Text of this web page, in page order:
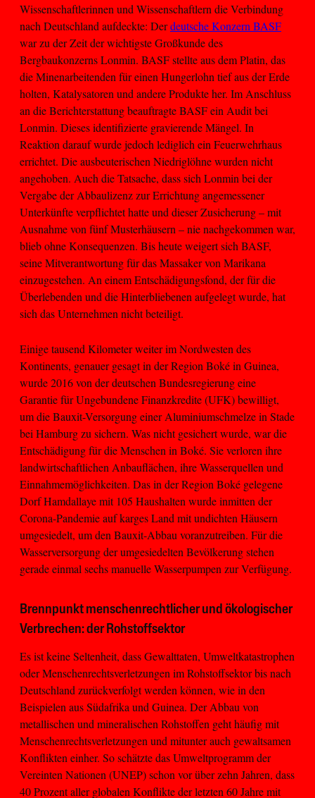
Wissenschaftlerinnen und Wissenschaftlern die Verbindung
nach Deutschland aufdeckte: Derdeutsche Konzern BASF
war zu der Zeit der wichtigste Großkunde des
Bergbaukonzerns Lonmin. BASF stellte aus dem Platin, das
die Minenarbeitenden für einen Hungerlohn tief aus der Erde
holten, Katalysatoren und andere Produkte her. Im Anschluss
an die Berichterstattung beauftragte BASF ein Audit bei
Lonmin. Dieses identifizierte gravierende Mängel. In
Reaktion darauf wurde jedoch lediglich ein Feuerwehrhaus
errichtet. Die ausbeuterischen Niedriglöhne wurden nicht
angehoben. Auch die Tatsache, dass sich Lonmin bei der
Vergabe der Abbaulizenz zur Errichtung angemessener
Unterkünfte verpflichtet hatte und dieser Zusicherung – mit
Ausnahme von fünf Musterhäusern – nie nachgekommen war,
blieb ohne Konsequenzen. Bis heute weigert sich BASF,
seine Mitverantwortung für das Massaker von Marikana
einzugestehen. An einem Entschädigungsfond, der für die
Überlebenden und die Hinterbliebenen aufgelegt wurde, hat
sich das Unternehmen nicht beteiligt.
Einige tausend Kilometer weiter im Nordwesten des
Kontinents, genauer gesagt in der Region Boké in Guinea,
wurde 2016 von der deutschen Bundesregierung eine
Garantie für Ungebundene Finanzkredite (UFK) bewilligt,
um die Bauxit-Versorgung einer Aluminiumschmelze in Stade
bei Hamburg zu sichern. Was nicht gesichert wurde, war die
Entschädigung für die Menschen in Boké. Sie verloren ihre
landwirtschaftlichen Anbauflächen, ihre Wasserquellen und
Einnahmemöglichkeiten. Das in der Region Boké gelegene
Dorf Hamdallaye mit 105 Haushalten wurde inmitten der
Corona-Pandemie auf karges Land mit undichten Häusern
umgesiedelt, um den Bauxit-Abbau voranzutreiben. Für die
Wasserversorgung der umgesiedelten Bevölkerung stehen
gerade einmal sechs manuelle Wasserpumpen zur Verfügung.
Brennpunkt menschenrechtlicher und ökologischer
Verbrechen: der Rohstoffsektor
Es ist keine Seltenheit, dass Gewalttaten, Umweltkatastrophen
oder Menschenrechtsverletzungen im Rohstoffsektor bis nach
Deutschland zurückverfolgt werden können, wie in den
Beispielen aus Südafrika und Guinea. Der Abbau von
metallischen und mineralischen Rohstoffen geht häufig mit
Menschenrechtsverletzungen und mitunter auch gewaltsamen
Konflikten einher. So schätzte das Umweltprogramm der
Vereinten Nationen (UNEP) schon vor über zehn Jahren, dass
40 Prozent aller globalen Konflikte der letzten 60 Jahre mit